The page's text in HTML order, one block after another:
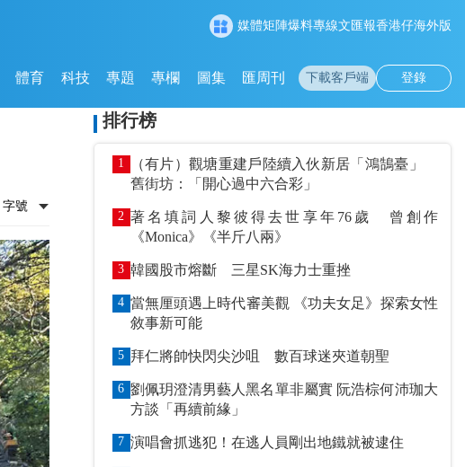
媒體矩陣爆料專線文匯報香港仔海外版
體育 科技 專題 專欄 圖集 匯周刊 下載客戶端 登錄
字號
排行榜
1
（有片）觀塘重建戶陸續入伙新居「鴻鵠臺」
舊街坊：「開心過中六合彩」
2 著名填詞人黎彼得去世享年76歲 曾創作
《Monica》《半斤八兩》
3 韓國股市熔斷 三星SK海力士重挫
4 當無厘頭遇上時代審美觀 《功夫女足》探索女性
敘事新可能
5 拜仁將帥快閃尖沙咀 數百球迷夾道朝聖
6 劉佩玥澄清男藝人黑名單非屬實 阮浩棕何沛珈大
方談「再續前緣」
7 演唱會抓逃犯！在逃人員剛出地鐵就被逮住